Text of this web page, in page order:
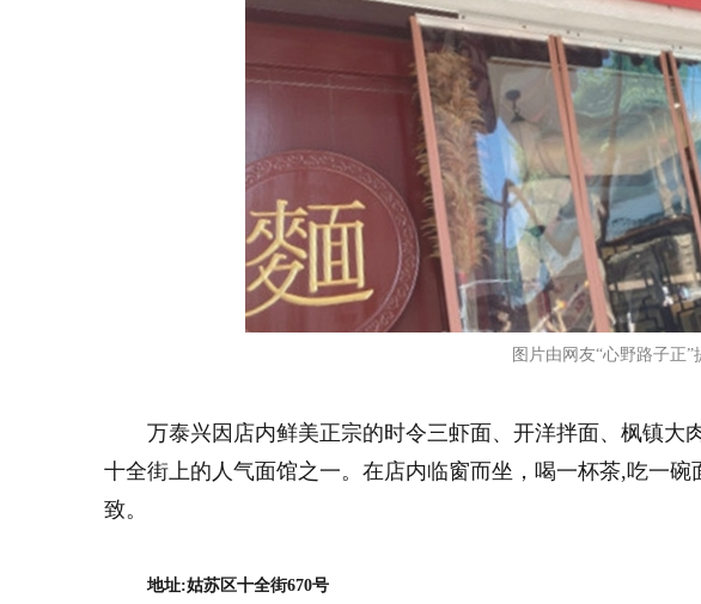
图片由网友“心野路子正”
万泰兴因店内鲜美正宗的时令三虾面、开洋拌面、枫镇大
十全街上的人气面馆之一。在店内临窗而坐，喝一杯茶,吃一
致。
地址:姑苏区十全街670号